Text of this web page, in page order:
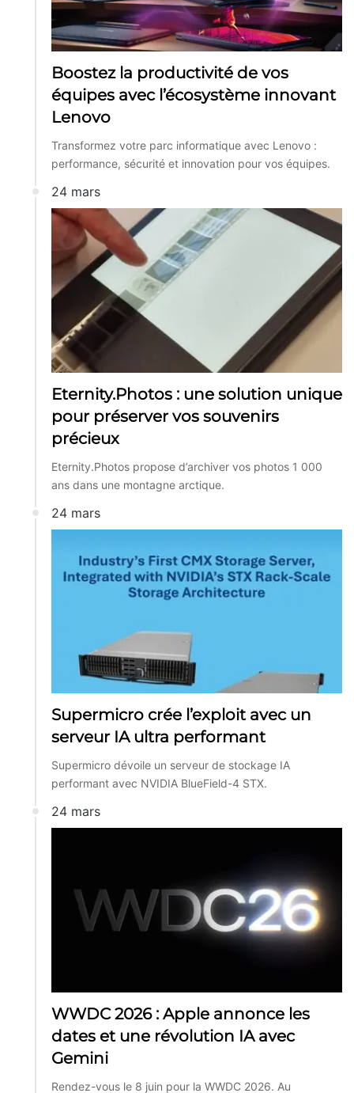
Boostez la productivité de vos
équipes avec l’écosystème innovant
Lenovo
Transformez votre parc informatique avec Lenovo :
performance, sécurité et innovation pour vos équipes.
24 mars
Eternity.Photos : une solution unique
pour préserver vos souvenirs
précieux
Eternity.Photos propose d’archiver vos photos 1 000
ans dans une montagne arctique.
24 mars
Supermicro crée l’exploit avec un
serveur IA ultra performant
Supermicro dévoile un serveur de stockage IA
performant avec NVIDIA BlueField-4 STX.
24 mars
WWDC 2026 : Apple annonce les
dates et une révolution IA avec
Gemini
Rendez-vous le 8 juin pour la WWDC 2026. Au